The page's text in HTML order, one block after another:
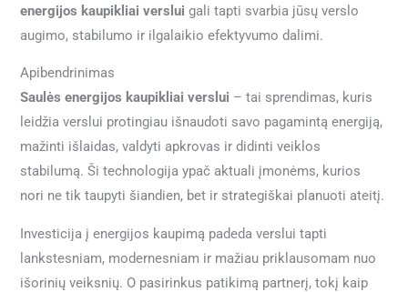
energijos kaupikliai verslui gali tapti svarbia jūsų verslo
augimo, stabilumo ir ilgalaikio efektyvumo dalimi.
Apibendrinimas
Saulės energijos kaupikliai verslui – tai sprendimas, kuris
leidžia verslui protingiau išnaudoti savo pagamintą energiją,
mažinti išlaidas, valdyti apkrovas ir didinti veiklos
stabilumą. Ši technologija ypač aktuali įmonėms, kurios
nori ne tik taupyti šiandien, bet ir strategiškai planuoti ateitį.
Investicija į energijos kaupimą padeda verslui tapti
lankstesniam, modernesniam ir mažiau priklausomam nuo
išorinių veiksnių. O pasirinkus patikimą partnerį, tokį kaip